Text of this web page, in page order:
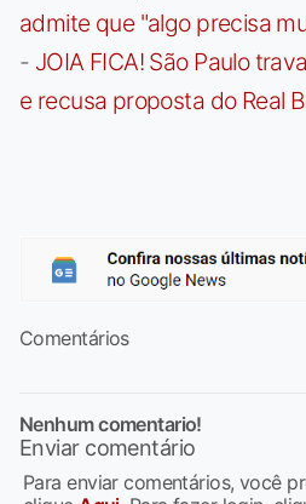
admite que "algo precisa
- JOIA FICA! São Paulo
e recusa proposta do Real
Comentários
Nenhum comentario!
Enviar comentário
Para enviar comentários, você